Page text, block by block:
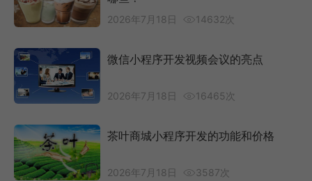
2026年7月18日 14632次
微信小程序开发视频会议的亮点
2026年7月18日 16465次
茶叶商城小程序开发的功能和价格
2026年7月18日 3587次